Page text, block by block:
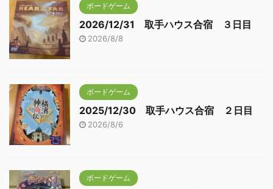
ボードゲーム
2026/12/31 取手ハウス合宿 ３日目
2026/8/8
ボードゲーム
2025/12/30 取手ハウス合宿 ２日目
2026/8/6
ボードゲーム